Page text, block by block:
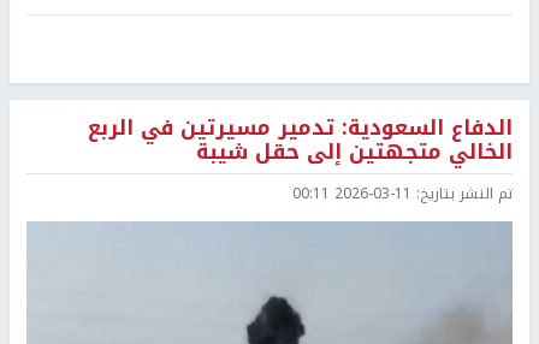
الدفاع السعودية: تدمير مسيرتين في الربع
الخالي متجهتين إلى حقل شيبة
تم النشر بتاريخ: 2026-03-11 00:11